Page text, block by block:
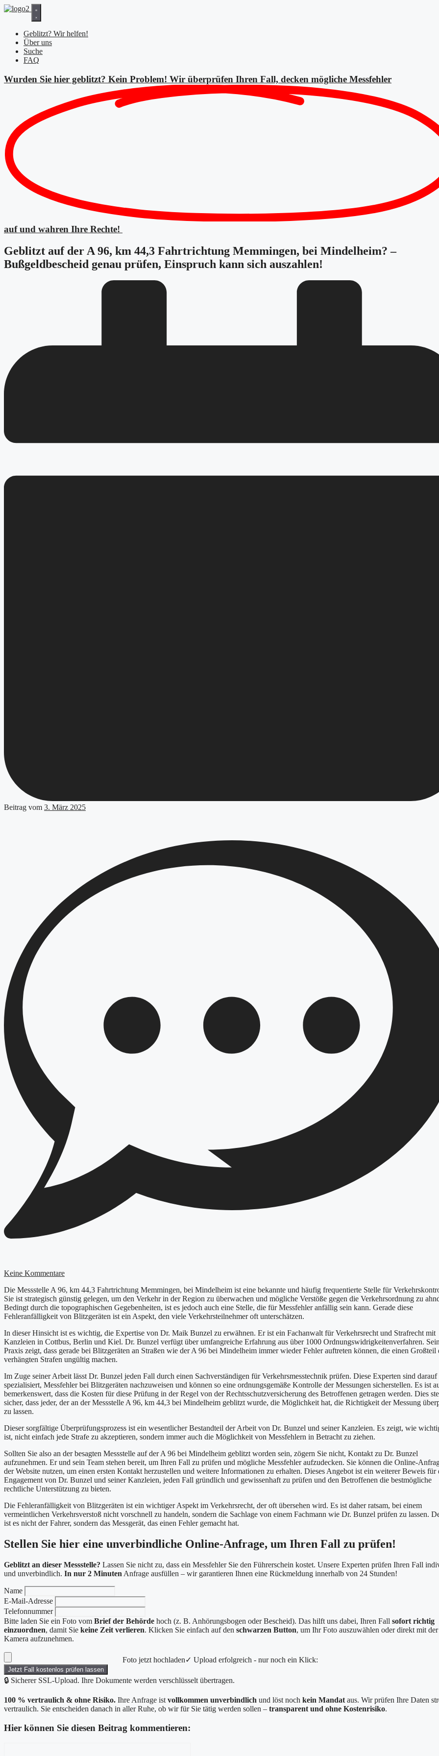
Zum
Geblitzt? Wir helfen!
Über uns
Suche
FAQ
Wurden Sie hier geblitzt? Kein Problem! Wir überprüfen Ihren Fall, decken mögliche Messfehler
auf und wahren Ihre Rechte!
Geblitzt auf der A 96, km 44,3 Fahrtrichtung Memmingen, bei Mindelheim? –
Bußgeldbescheid genau prüfen, Einspruch kann sich auszahlen!
Beitrag vom 3. März 2025
Keine Kommentare
Die Messstelle A 96, km 44,3 Fahrtrichtung Memmingen, bei Mindelheim ist eine bekannte und häufig frequentierte Stelle für
Sie ist strategisch günstig gelegen, um den Verkehr in der Region zu überwachen und mögliche Verstöße gegen die Verkehrsordnung zu
Bedingt durch die topographischen Gegebenheiten, ist es jedoch auch eine Stelle, die für Messfehler anfällig sein kann. Gerade diese
Fehleranfälligkeit von Blitzgeräten ist ein Aspekt, den viele Verkehrsteilnehmer oft unterschätzen.
In dieser Hinsicht ist es wichtig, die Expertise von Dr. Maik Bunzel zu erwähnen. Er ist ein Fachanwalt für Verkehrsrecht und Strafrecht mit
Kanzleien in Cottbus, Berlin und Kiel. Dr. Bunzel verfügt über umfangreiche Erfahrung aus über 1000 Ordnungswidrigkeitenverfahren.
Praxis zeigt, dass gerade bei Blitzgeräten an Straßen wie der A 96 bei Mindelheim immer wieder Fehler auftreten können, die einen Großteil
verhängten Strafen ungültig machen.
Im Zuge seiner Arbeit lässt Dr. Bunzel jeden Fall durch einen Sachverständigen für Verkehrsmesstechnik prüfen. Diese Experten sind darauf
spezialisiert, Messfehler bei Blitzgeräten nachzuweisen und können so eine ordnungsgemäße Kontrolle der Messungen sicherstellen. Es ist
bemerkenswert, dass die Kosten für diese Prüfung in der Regel von der Rechtsschutzversicherung des Betroffenen getragen werden. Dies
sicher, dass jeder, der an der Messstelle A 96, km 44,3 bei Mindelheim geblitzt wurde, die Möglichkeit hat, die Richtigkeit der Messung
zu lassen.
Dieser sorgfältige Überprüfungsprozess ist ein wesentlicher Bestandteil der Arbeit von Dr. Bunzel und seiner Kanzleien. Es zeigt, wie
ist, nicht einfach jede Strafe zu akzeptieren, sondern immer auch die Möglichkeit von Messfehlern in Betracht zu ziehen.
Sollten Sie also an der besagten Messstelle auf der A 96 bei Mindelheim geblitzt worden sein, zögern Sie nicht, Kontakt zu Dr. Bunzel
aufzunehmen. Er und sein Team stehen bereit, um Ihren Fall zu prüfen und mögliche Messfehler aufzudecken. Sie können die Online-
der Website nutzen, um einen ersten Kontakt herzustellen und weitere Informationen zu erhalten. Dieses Angebot ist ein weiterer Beweis für
Engagement von Dr. Bunzel und seiner Kanzleien, jeden Fall gründlich und gewissenhaft zu prüfen und den Betroffenen die bestmögliche
rechtliche Unterstützung zu bieten.
Die Fehleranfälligkeit von Blitzgeräten ist ein wichtiger Aspekt im Verkehrsrecht, der oft übersehen wird. Es ist daher ratsam, bei einem
vermeintlichen Verkehrsverstoß nicht vorschnell zu handeln, sondern die Sachlage von einem Fachmann wie Dr. Bunzel prüfen zu lassen.
ist es nicht der Fahrer, sondern das Messgerät, das einen Fehler gemacht hat.
Stellen Sie hier eine unverbindliche Online-Anfrage, um Ihren Fall zu prüfen!
Geblitzt an dieser Messstelle? Lassen Sie nicht zu, dass ein Messfehler Sie den Führerschein kostet. Unsere Experten prüfen Ihren Fall
und unverbindlich. In nur 2 Minuten Anfrage ausfüllen – wir garantieren Ihnen eine Rückmeldung innerhalb von 24 Stunden!
Name
E-Mail-Adresse
Telefonnummer
Bitte laden Sie ein Foto vom Brief der Behörde hoch (z. B. Anhörungsbogen oder Bescheid). Das hilft uns dabei, Ihren Fall sofort richtig
einzuordnen, damit Sie keine Zeit verlieren. Klicken Sie einfach auf den schwarzen Button, um Ihr Foto auszuwählen oder direkt mit der
Kamera aufzunehmen.
Foto jetzt hochladen✓ Upload erfolgreich - nur noch ein Klick:
Jetzt Fall kostenlos prüfen lassen
🔒 Sicherer SSL-Upload. Ihre Dokumente werden verschlüsselt übertragen.
100 % vertraulich & ohne Risiko. Ihre Anfrage ist vollkommen unverbindlich und löst noch kein Mandat aus. Wir prüfen Ihre Daten
vertraulich. Sie entscheiden danach in aller Ruhe, ob wir für Sie tätig werden sollen – transparent und ohne Kostenrisiko.
Hier können Sie diesen Beitrag kommentieren: